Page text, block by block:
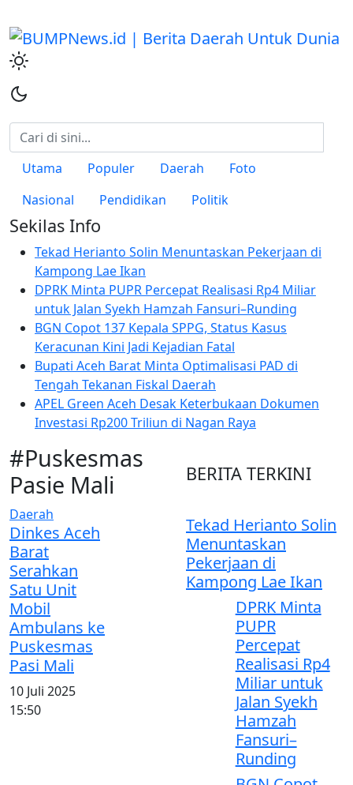
Utama Populer Daerah
Foto
Nasional
Pendidikan Politik
Sekilas Info
Tekad Herianto Solin Menuntaskan Pekerjaan di
Kampong Lae Ikan
DPRK Minta PUPR Percepat Realisasi Rp4 Miliar
untuk Jalan Syekh Hamzah Fansuri–Runding
BGN Copot 137 Kepala SPPG, Status Kasus
Keracunan Kini Jadi Kejadian Fatal
Bupati Aceh Barat Minta Optimalisasi PAD di
Tengah Tekanan Fiskal Daerah
APEL Green Aceh Desak Keterbukaan Dokumen
Investasi Rp200 Triliun di Nagan Raya
#Puskesmas
Pasie Mali
Daerah
Dinkes Aceh
Barat
Serahkan
Satu Unit
Mobil
Ambulans ke
Puskesmas
Pasi Mali
10 Juli 2025
15:50
BERITA TERKINI
Tekad Herianto Solin
Menuntaskan
Pekerjaan di
Kampong Lae Ikan
DPRK Minta
PUPR
Percepat
Realisasi Rp4
Miliar untuk
Jalan Syekh
Hamzah
Fansuri–
Runding